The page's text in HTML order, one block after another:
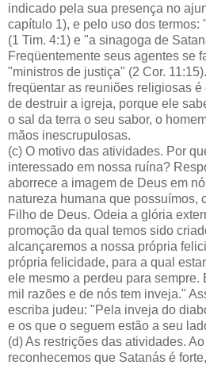
indicado pela sua presença no
capítulo 1), e pelo uso dos termos:
(1 Tim. 4:1) e "a sinagoga de
Freqüentemente seus agentes se
"ministros de justiça" (2 Cor.
freqüentar as reuniões religiosas
de destruir a igreja, porque ele
o sal da terra o seu sabor, o
mãos inescrupulosas.
(c) O motivo das atividades. Por
interessado em nossa ruína?
aborrece a imagem de Deus em
natureza humana que possuímos,
Filho de Deus. Odeia a glória
promoção da qual temos sido
alcançaremos a nossa própria
própria felicidade, para a qual
ele mesmo a perdeu para sempre.
mil razões e de nós tem inveja."
escriba judeu: "Pela inveja do
e os que o seguem estão a seu
(d) As restrições das atividades.
reconhecemos que Satanás é